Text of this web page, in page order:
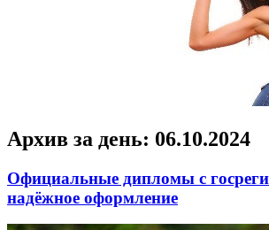
Архив за день: 06.10.2024
Официальные дипломы с
надёжное оформление